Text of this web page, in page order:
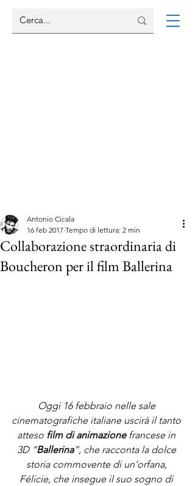
Collaborazione straordinaria di
Boucheron per il film Ballerina
Antonio Cicala
16 feb 2017 Tempo di lettura: 2 min
Oggi 16 febbraio nelle sale
cinematografiche italiane uscirà il tanto
atteso film di animazione francese in
3D “Ballerina”, che racconta la dolce
storia commovente di un’orfana,
Félicie, che insegue il suo sogno di